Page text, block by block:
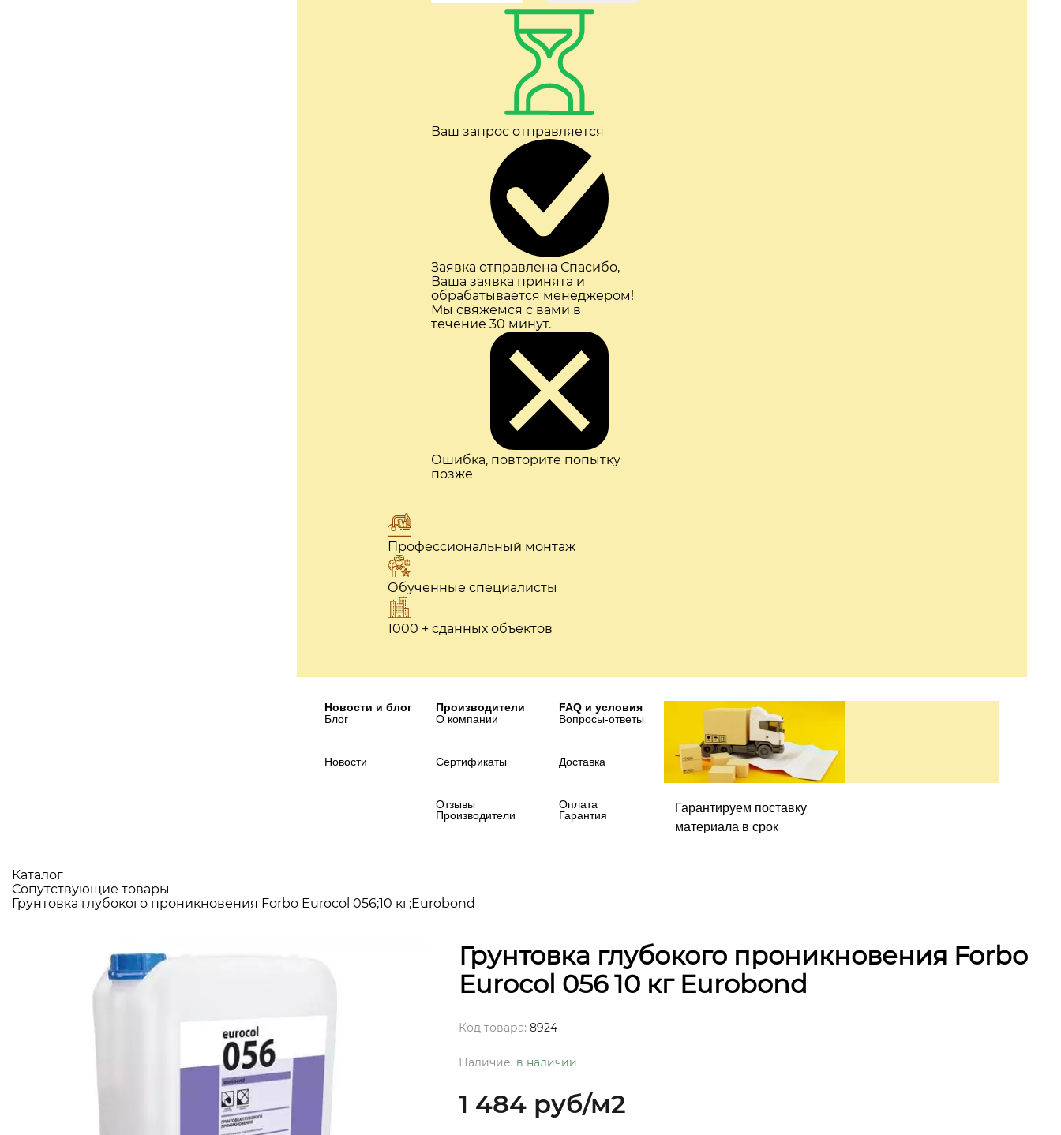
Ваш запрос отправляется
Заявка отправлена Спасибо,
Ваша заявка принята и
обрабатывается менеджером!
Мы свяжемся с вами в
течение 30 минут.
Ошибка, повторите попытку
позже
Профессиональный монтаж
Обученные специалисты
1000 + сданных объектов
Новости и блог
Блог
Новости
Производители
О компании
Сертификаты
Отзывы
Производители
FAQ и условия
Вопросы-ответы
Доставка
Оплата
Гарантия
Гарантируем поставку
материала в срок
Каталог
Сопутствующие товары
Грунтовка глубокого проникновения Forbo Eurocol 056;10 кг;Eurobond
Грунтовка глубокого проникновения Forbo
Eurocol 056 10 кг Eurobond
Код товара: 8924
Наличие: в наличии
1 484 руб/м2